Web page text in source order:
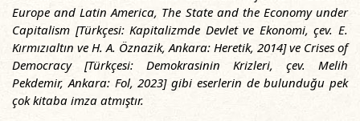
Europe and Latin America, The State and the Economy under
Capitalism [Türkçesi: Kapitalizmde Devlet ve Ekonomi, çev. E.
Kırmızıaltın ve H. A. Öznazik, Ankara: Heretik, 2014] ve Crises of
Democracy [Türkçesi: Demokrasinin Krizleri, çev. Melih
Pekdemir, Ankara: Fol, 2023] gibi eserlerin de bulunduğu pek
çok kitaba imza atmıştır.